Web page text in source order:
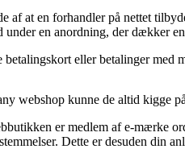
af at en forhandler på nettet
en anordning, der dækker
betalingskort eller betalinger
webshop kunne de altid kigge
er medlem af e-mærke
Dette er desuden din